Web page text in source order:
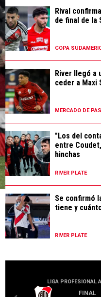
Rival
de final de la
COPA
River llegó a
ceder a Maxi
MERCADO DE
"Los del
entre
hinchas
RIVER PLATE
Se confirmó
tiene y
RIVER PLATE
LIGA PROFESIONAL
FINAL